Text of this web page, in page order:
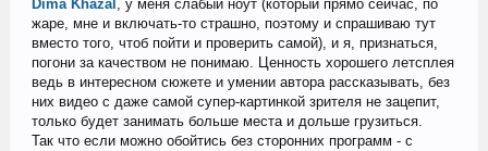
Dima Khazal , у меня слабый ноут (который прямо сейчас, по
жаре, мне и включать-то страшно, поэтому и спрашиваю тут
вместо того, чтоб пойти и проверить самой), и я, признаться,
погони за качеством не понимаю. Ценность хорошего летсплея
ведь в интересном сюжете и умении автора рассказывать, без
них видео с даже самой супер-картинкой зрителя не зацепит,
только будет занимать больше места и дольше грузиться.
Так что если можно обойтись без сторонних программ - с